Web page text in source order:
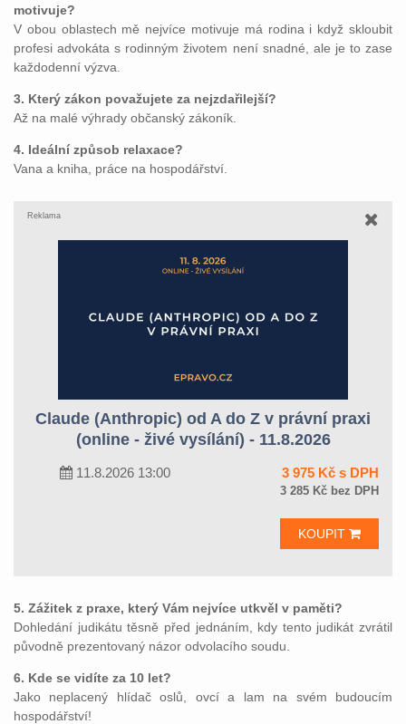
motivuje?
V obou oblastech mě nejvíce motivuje má rodina i když skloubit
profesi advokáta s rodinným životem není snadné, ale je to zase
každodenní výzva.
3. Který zákon považujete za nejzdařilejší?
Až na malé výhrady občanský zákoník.
4. Ideální způsob relaxace?
Vana a kniha, práce na hospodářství.
Reklama
Claude (Anthropic) od A do Z v právní praxi
(online - živé vysílání) - 11.8.2026
11.8.2026 13:00 3 975 Kč s DPH
3 285 Kč bez DPH
KOUPIT
5. Zážitek z praxe, který Vám nejvíce utkvěl v paměti?
Dohledání judikátu těsně před jednáním, kdy tento judikát zvrátil
původně prezentovaný názor odvolacího soudu.
6. Kde se vidíte za 10 let?
Jako neplacený hlídač oslů, ovcí a lam na svém budoucím
hospodářství!